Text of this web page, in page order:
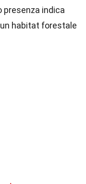
presenza indica
habitat forestale